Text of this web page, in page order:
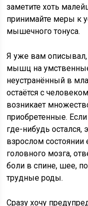
заметите хоть
принимайте меры к
мышечного тонуса.
Я уже вам описывал,
мышц на умственные
неустранённый в
остаётся с
возникает
приобретенные.
где-нибудь остался,
взрослом состоянии
головного мозга,
боли в спине, шее,
трудные роды.
Сразу хочу